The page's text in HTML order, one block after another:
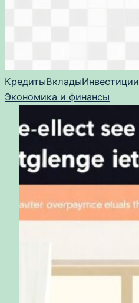
КредитыВкладыИнвестиции
Экономика и финансы